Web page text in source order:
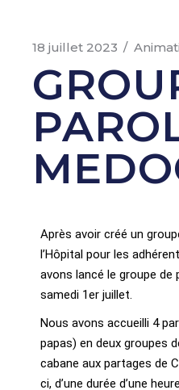
18 juillet 2023
Après avoir créé un
l’Hôpital pour les
avons lancé le groupe de
samedi 1er juillet.
Nous avons accueilli 4
papas) en deux groupes
cabane aux partages de
ci, d’une durée d’une